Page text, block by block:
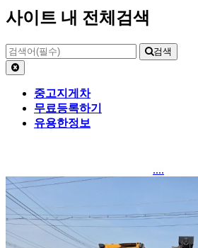
사이트 내 전체검색
검색
중고지게차
무료등록하기
유용한정보
....